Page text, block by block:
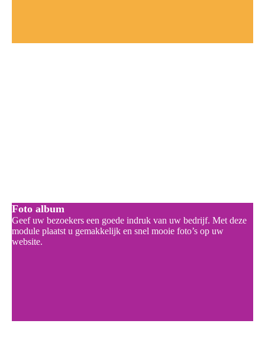
Foto album
Geef uw bezoekers een goede indruk van uw bedrijf. Met deze
module plaatst u gemakkelijk en snel mooie foto’s op uw
website.